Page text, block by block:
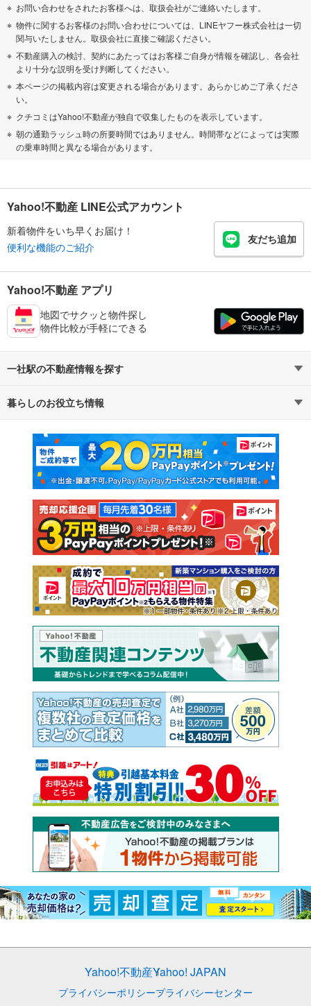
お問い合わせをされたお客様へは、取扱会社がご連絡いたします。
物件に関するお客様のお問い合わせについては、LINEヤフー株式会社は一切
関与いたしません。取扱会社に直接ご確認ください。
不動産購入の検討、契約にあたってはお客様ご自身が情報を確認し、各会社
より十分な説明を受け判断してください。
本ページの掲載内容は変更される場合があります。あらかじめご了承くださ
い。
クチコミはYahoo!不動産が独自で収集したものを表示しています。
朝の通勤ラッシュ時の所要時間ではありません。時間帯などによっては実際
の乗車時間と異なる場合があります。
Yahoo!不動産 LINE公式アカウント
新着物件をいち早くお届け！
便利な機能のご紹介
友だち追加
Yahoo!不動産 アプリ
地図でサクッと物件探し
物件比較が手軽にできる
一社駅の不動産情報を探す
不動産・住宅
新築マンション 中古マンション
新築一戸建て 中古一戸建て
注文住宅 土地
売却査定
暮らしのお役立ち情報
マンションカタログ 教えて！住まいの先生
Yahoo!不動産Yahoo! JAPAN
プライバシーポリシープライバシーセンター